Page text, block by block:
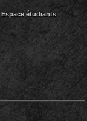
Espace étudiants